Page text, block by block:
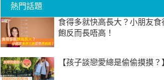
熱門話題
食得多就快高長大？小朋友食
飽反而長唔高！
【孩子談戀愛總是偷偷摸摸？